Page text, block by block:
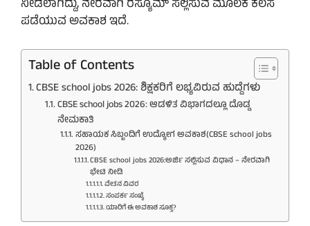
ನೀಡಲಾಗಿದ್ದು, ನೇರವಾಗಿ ರೆಸ್ಯೂಮ್ ಸಲ್ಲಿಸುವ ಮೂಲಕ ಕೆಲಸ
ಪಡೆಯುವ ಅವಕಾಶ ಇದೆ.
Table of Contents
CBSE school jobs 2026: ಶಿಕ್ಷಕರಿಗೆ ಲಭ್ಯವಿರುವ ಹುದ್ದೆಗಳು
CBSE school jobs 2026: ಆಡಳಿತ ವಿಭಾಗದಲ್ಲೂ ದೊಡ್ಡ
ನೇಮಕಾತಿ
ಸಹಾಯಕ ಸಿಬ್ಬಂದಿಗೆ ಉದ್ಯೋಗ ಅವಕಾಶ(CBSE school jobs
2026)
CBSE school jobs 2026:ಅರ್ಜಿ ಸಲ್ಲಿಸುವ ವಿಧಾನ – ನೇರವಾಗಿ
ಭೇಟಿ ನೀಡಿ
ವೇತನ ವಿವರ
ಸಂಪರ್ಕ ಸಂಖ್ಯೆ
ಯಾರಿಗೆ ಈ ಅವಕಾಶ ಸೂಕ್ತ?